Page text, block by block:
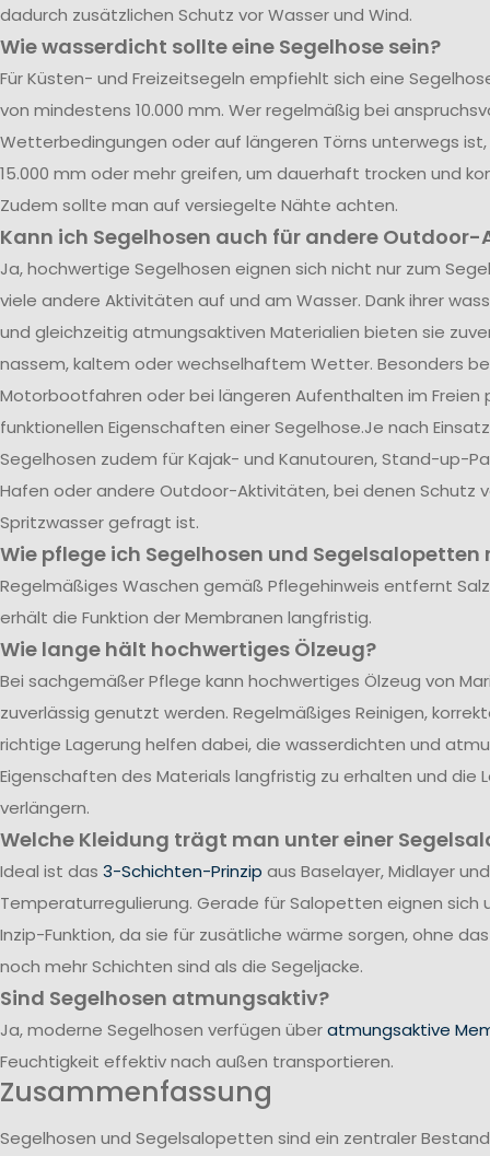
dadurch zusätzlichen Schutz vor Wasser und Wind.
Wie wasserdicht sollte eine Segelhose sein?
Für Küsten- und Freizeitsegeln empfiehlt sich eine
von mindestens 10.000 mm. Wer regelmäßig bei
Wetterbedingungen oder auf längeren Törns unterwegs
15.000 mm oder mehr greifen, um dauerhaft trocken und
Zudem sollte man auf versiegelte Nähte achten.
Kann ich Segelhosen auch für andere
Ja, hochwertige Segelhosen eignen sich nicht nur zum
viele andere Aktivitäten auf und am Wasser. Dank ihrer
und gleichzeitig atmungsaktiven Materialien bieten sie
nassem, kaltem oder wechselhaftem Wetter. Besonders
Motorbootfahren oder bei längeren Aufenthalten im Freien
funktionellen Eigenschaften einer Segelhose.Je nach
Segelhosen zudem für Kajak- und Kanutouren, Stand-up-
Hafen oder andere Outdoor-Aktivitäten, bei denen Schutz
Spritzwasser gefragt ist.
Wie pflege ich Segelhosen und Segelsalopetten
Regelmäßiges Waschen gemäß Pflegehinweis entfernt
erhält die Funktion der Membranen langfristig.
Wie lange hält hochwertiges Ölzeug?
Bei sachgemäßer Pflege kann hochwertiges Ölzeug von
zuverlässig genutzt werden. Regelmäßiges Reinigen,
richtige Lagerung helfen dabei, die wasserdichten und
Eigenschaften des Materials langfristig zu erhalten und die
verlängern.
Welche Kleidung trägt man unter einer
Ideal ist das 3-Schichten-Prinzip aus Baselayer, Midlayer
Temperaturregulierung. Gerade für Salopetten eignen sich
Inzip-Funktion, da sie für zusätliche wärme sorgen, ohne
noch mehr Schichten sind als die Segeljacke.
Sind Segelhosen atmungsaktiv?
Ja, moderne Segelhosen verfügen überatmungsaktive
Feuchtigkeit effektiv nach außen transportieren.
Zusammenfassung
Segelhosen und Segelsalopetten sind ein zentraler